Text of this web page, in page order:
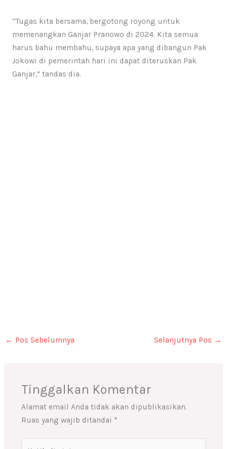
“Tugas kita bersama, bergotong royong untuk
memenangkan Ganjar Pranowo di 2024. Kita semua
harus bahu membahu, supaya apa yang dibangun Pak
Jokowi di pemerintah hari ini dapat diteruskan Pak
Ganjar,” tandas dia.
← Pos Sebelumnya Selanjutnya Pos →
Tinggalkan Komentar
Alamat email Anda tidak akan dipublikasikan.
Ruas yang wajib ditandai *